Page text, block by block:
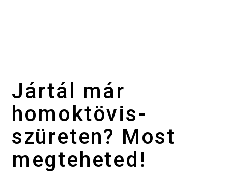
Jártál már
homoktövis-
szüreten? Most
megteheted!